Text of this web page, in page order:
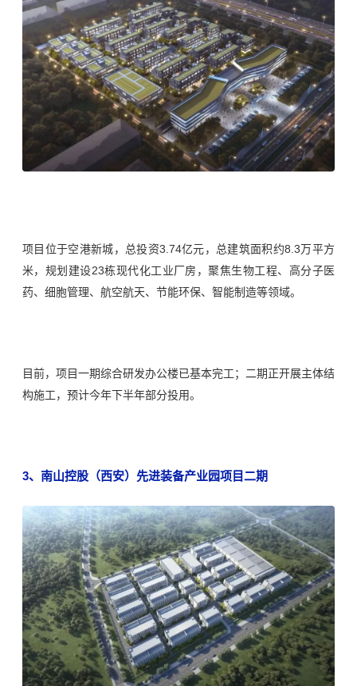
项目位于空港新城，总投资3.74亿元，总建筑面积约8.3万平方
米，规划建设23栋现代化工业厂房，聚焦生物工程、高分子医
药、细胞管理、航空航天、节能环保、智能制造等领域。
目前，项目一期综合研发办公楼已基本完工；二期正开展主体结
构施工，预计今年下半年部分投用。
3、 南山控股（西安）先进装备产业园项目二期